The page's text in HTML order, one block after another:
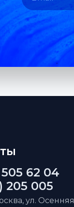
62 04
205 005
ул.